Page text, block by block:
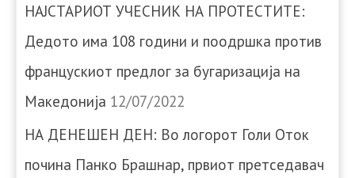
НАЈСТАРИОТ УЧЕСНИК НА ПРОТЕСТИТЕ:
Дедото има 108 години и поодршка против
францускиот предлог за бугаризација на
Македонија 12/07/2022
НА ДЕНЕШЕН ДЕН: Во логорот Голи Оток
почина Панко Брашнар, првиот претседавач